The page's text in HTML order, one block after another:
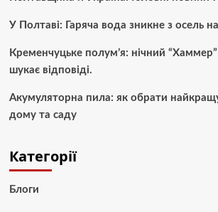
У Полтаві: Гаряча вода зникне з осель
Кременчуцьке полум’я: нічний “Хаммер”
шукає відповіді.
Акумуляторна пила: як обрати
дому та саду
Категорії
Блоги